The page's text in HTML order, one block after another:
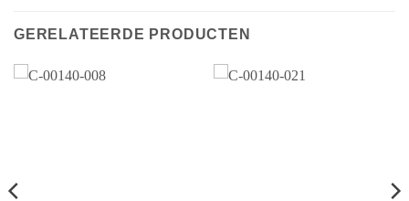
GERELATEERDE PRODUCTEN